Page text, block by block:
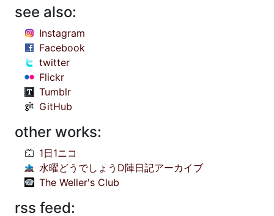
see also:
Instagram
Facebook
twitter
Flickr
Tumblr
GitHub
other works:
1日1ニコ
水曜どうでしょうD陣日記アーカイブ
The Weller's Club
rss feed: